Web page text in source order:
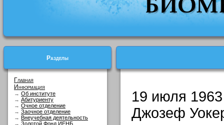
Разделы
Главная
Информация
→ Об институте
→ Абитуриенту
→ Очное отделение
→ Заочное отделение
→ Внеучебная деятельность
→ Золотой Фонд ИЕНБ
19 июля
Джозеф